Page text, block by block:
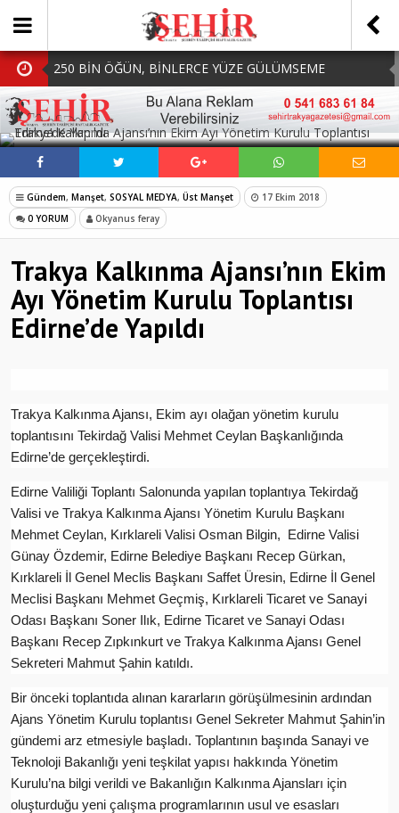
250 BİN ÖĞÜN, BİNLERCE YÜZE GÜLÜMSEME
BAŞKAN MÜGE YILDIZ TOPAK: ‘SOSYAL
BELEDİYECİLİKTE HİÇBİR HEMŞERİMİZİ YALNIZ
BIRAKMIYORUZ!’
MHP Çorlu İlçe Teşkilatında Yeni Dönem Başladı:
Mazbatalar Alındı
Dolu Vurdu, Büyükşehir Üreticiyi Yalnız Bırakmadı
SOFRALARDA BEREKETİ, GÖNÜLLERDE DAYANIŞMAYI
SOSYAL MEDYADA PAYLAŞ
Gündem, Manşet, SOSYAL MEDYA, Üst Manşet
17 Ekim 2018
0 YORUM
Okyanus feray
Trakya Kalkınma Ajansı’nın Ekim
Ayı Yönetim Kurulu Toplantısı
Edirne’de Yapıldı
Trakya Kalkınma Ajansı, Ekim ayı olağan yönetim kurulu
toplantısını Tekirdağ Valisi Mehmet Ceylan Başkanlığında
Edirne’de gerçekleştirdi.
Edirne Valiliği Toplantı Salonunda yapılan toplantıya Tekirdağ
Valisi ve Trakya Kalkınma Ajansı Yönetim Kurulu Başkanı
Mehmet Ceylan, Kırklareli Valisi Osman Bilgin, Edirne Valisi
Günay Özdemir, Edirne Belediye Başkanı Recep Gürkan,
Kırklareli İl Genel Meclis Başkanı Saffet Üresin, Edirne İl Genel
Meclisi Başkanı Mehmet Geçmiş, Kırklareli Ticaret ve Sanayi
Odası Başkanı Soner Ilık, Edirne Ticaret ve Sanayi Odası
Başkanı Recep Zıpkınkurt ve Trakya Kalkınma Ajansı Genel
Sekreteri Mahmut Şahin katıldı.
Bir önceki toplantıda alınan kararların görüşülmesinin ardından
Ajans Yönetim Kurulu toplantısı Genel Sekreter Mahmut Şahin’in
gündemi arz etmesiyle başladı. Toplantının başında Sanayi ve
Teknoloji Bakanlığı yeni teşkilat yapısı hakkında Yönetim
Kurulu’na bilgi verildi ve Bakanlığın Kalkınma Ajansları için
oluşturduğu yeni çalışma programlarının usul ve esasları